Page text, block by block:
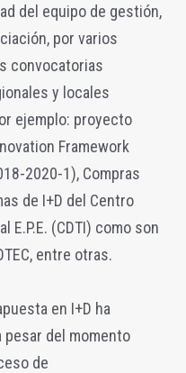
del equipo de gestión,
por varios
convocatorias
y locales
ejemplo: proyecto
Framework
2020-1), Compras
de I+D del Centro
E.P.E. (CDTI) como son
entre otras.
en I+D ha
del momento
de